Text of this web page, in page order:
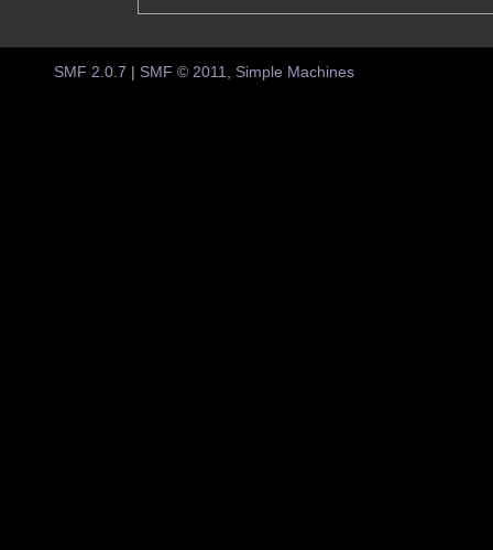
SMF 2.0.7 SMF © 2011, Simple Machines